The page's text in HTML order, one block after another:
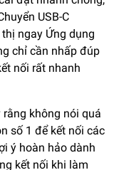
USB-C
ngay Ứng dụng
chỉ cần nhấp đúp
nối rất nhanh
không nói quá
số 1 để kết nối các
ý hoàn hảo dành
kết nối khi làm